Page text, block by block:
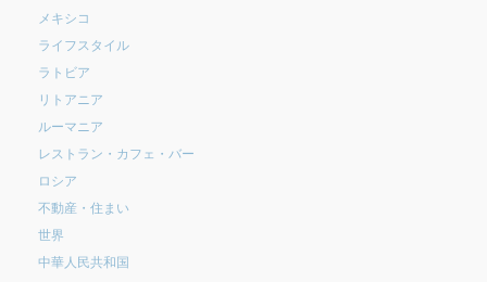
メキシコ
ライフスタイル
ラトビア
リトアニア
ルーマニア
レストラン・カフェ・バー
ロシア
不動産・住まい
世界
中華人民共和国